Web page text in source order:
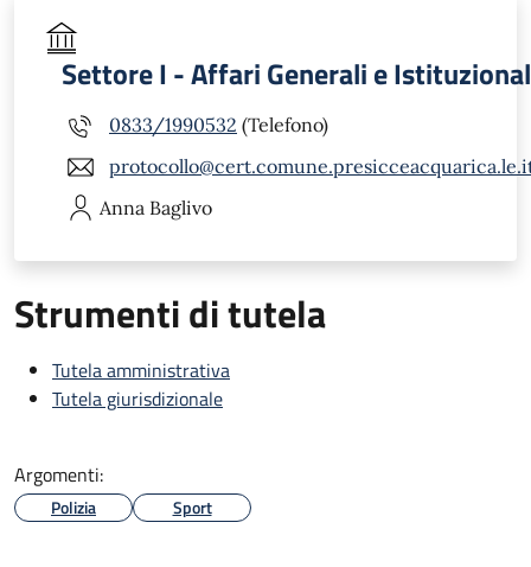
Settore I - Affari Generali e
0833/1990532 (Telefono)
Anna Baglivo
Strumenti di tutela
Tutela amministrativa
Tutela giurisdizionale
Argomenti:
Polizia Sport